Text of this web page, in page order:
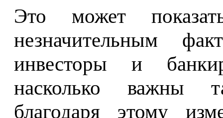
Это может
незначительным
инвесторы и
насколько важны
благодаря этому